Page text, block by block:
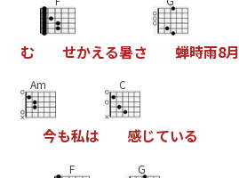
む せかえる暑さ 蝉時雨8月
Am
今も私は
C
感じている
F G